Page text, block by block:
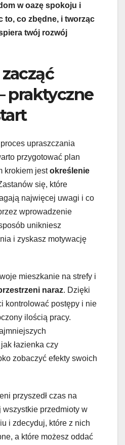
w oazę spokoju i
to, co zbędne, i tworząc
twój rozwój
praktyczne
upraszczania
przygotować plan
krokiem jestokreślenie
się, które
najwięcej uwagi i co
wprowadzenie
unikniesz
i zyskasz motywację
mieszkanie na strefy i
naraz. Dzięki
kontrolować postępy i nie
ilością pracy.
łazienka czy
zobaczyć efekty swoich
przyszedł czas na
wszystkie przedmioty w
i zdecyduj, które z nich
a które możesz oddać